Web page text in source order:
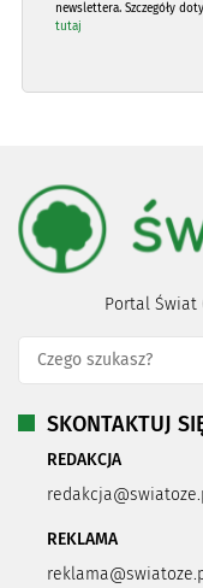
newslettera. Szczegóły
tutaj
Portal Świat
SKONTAKTUJ
REDAKCJA
REKLAMA